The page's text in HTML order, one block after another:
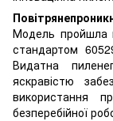
Модель пройшла
стандартом
Видатна
яскравістю
використання
безперебійної